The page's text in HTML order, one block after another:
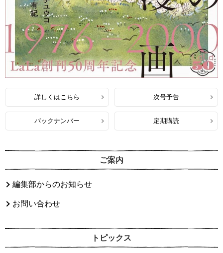
詳しくはこちら 次号予告
バックナンバー 定期購読
ご案内
編集部からのお知らせ
お問い合わせ
トピックス